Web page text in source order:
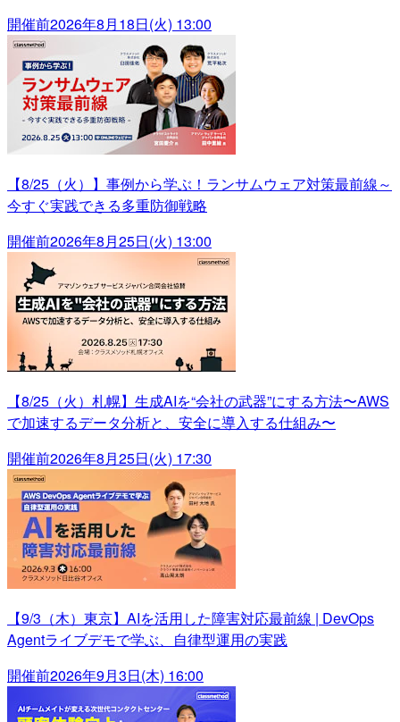
開催前2026年8月18日(火) 13:00
【8/25（火）】事例から学ぶ！ランサムウェア対策最前線～
今すぐ実践できる多重防御戦略
開催前2026年8月25日(火) 13:00
【8/25（火）札幌】生成AIを“会社の武器”にする方法〜AWS
で加速するデータ分析と、安全に導入する仕組み〜
開催前2026年8月25日(火) 17:30
【9/3（木）東京】AIを活用した障害対応最前線 | DevOps
Agentライブデモで学ぶ、自律型運用の実践
開催前2026年9月3日(木) 16:00